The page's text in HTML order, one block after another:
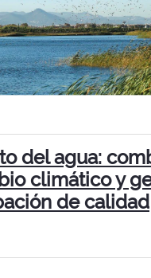
del agua:
climático y
de calidad